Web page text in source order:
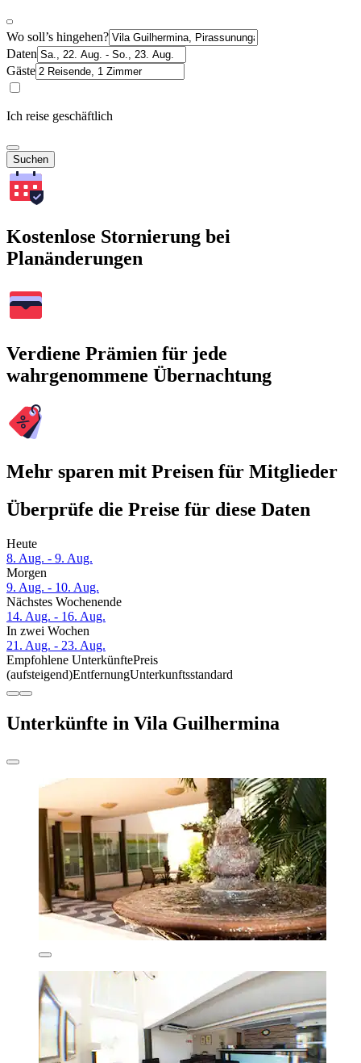
Wo soll’s hingehen?
Daten
Gäste
Ich reise geschäftlich
Suchen
Kostenlose Stornierung bei
Planänderungen
Verdiene Prämien für jede
wahrgenommene Übernachtung
Mehr sparen mit Preisen für Mitglieder
Überprüfe die Preise für diese Daten
Heute
8. Aug. - 9. Aug.
Morgen
9. Aug. - 10. Aug.
Nächstes Wochenende
14. Aug. - 16. Aug.
In zwei Wochen
21. Aug. - 23. Aug.
Empfohlene UnterkünftePreis
(aufsteigend)EntfernungUnterkunftsstandard
Unterkünfte in Vila Guilhermina